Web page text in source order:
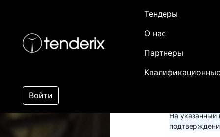
Тендеры
О нас
Партнеры
Войти
На указанный